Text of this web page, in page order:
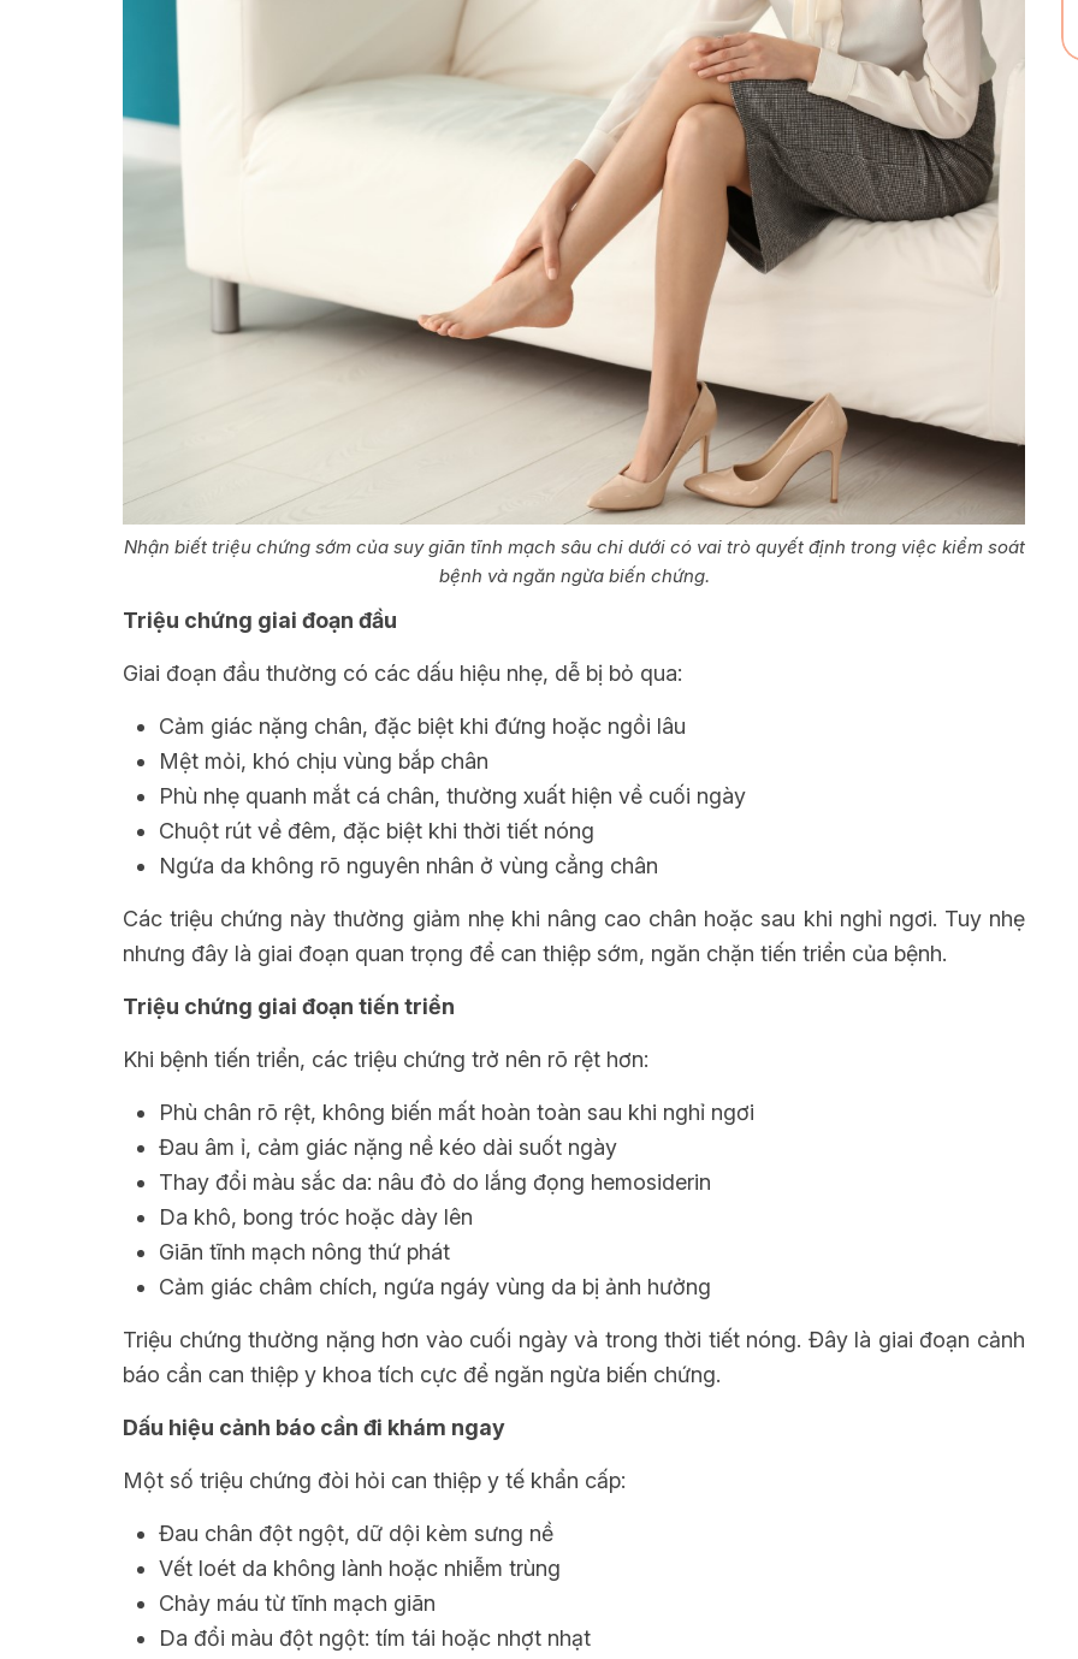
Nhận biết triệu chứng sớm của suy giãn tĩnh mạch sâu chi dưới có vai trò quyết định trong việc kiểm soát
bệnh và ngăn ngừa biến chứng.
Triệu chứng giai đoạn đầu
Giai đoạn đầu thường có các dấu hiệu nhẹ, dễ bị bỏ qua:
Cảm giác nặng chân, đặc biệt khi đứng hoặc ngồi lâu
Mệt mỏi, khó chịu vùng bắp chân
Phù nhẹ quanh mắt cá chân, thường xuất hiện về cuối ngày
Chuột rút về đêm, đặc biệt khi thời tiết nóng
Ngứa da không rõ nguyên nhân ở vùng cẳng chân
Các triệu chứng này thường giảm nhẹ khi nâng cao chân hoặc sau khi nghỉ ngơi. Tuy nhẹ
nhưng đây là giai đoạn quan trọng để can thiệp sớm, ngăn chặn tiến triển của bệnh.
Triệu chứng giai đoạn tiến triển
Khi bệnh tiến triển, các triệu chứng trở nên rõ rệt hơn:
Phù chân rõ rệt, không biến mất hoàn toàn sau khi nghỉ ngơi
Đau âm ỉ, cảm giác nặng nề kéo dài suốt ngày
Thay đổi màu sắc da: nâu đỏ do lắng đọng hemosiderin
Da khô, bong tróc hoặc dày lên
Giãn tĩnh mạch nông thứ phát
Cảm giác châm chích, ngứa ngáy vùng da bị ảnh hưởng
Triệu chứng thường nặng hơn vào cuối ngày và trong thời tiết nóng. Đây là giai đoạn cảnh
báo cần can thiệp y khoa tích cực để ngăn ngừa biến chứng.
Dấu hiệu cảnh báo cần đi khám ngay
Một số triệu chứng đòi hỏi can thiệp y tế khẩn cấp:
Đau chân đột ngột, dữ dội kèm sưng nề
Vết loét da không lành hoặc nhiễm trùng
Chảy máu từ tĩnh mạch giãn
Da đổi màu đột ngột: tím tái hoặc nhợt nhạt